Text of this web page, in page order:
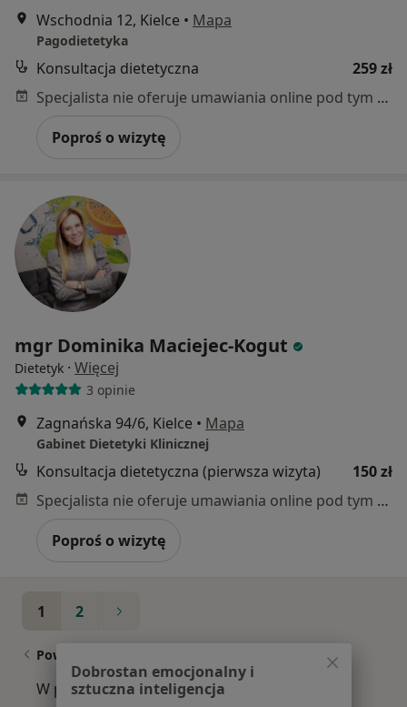
Wschodnia 12, Kielce • Mapa
Pagodietetyka
Konsultacja dietetyczna
259 zł
Specjalista nie oferuje umawiania online pod tym adresem.
Poproś o wizytę
mgr Dominika Maciejec-Kogut
Dietetyk · Więcej
3 opinie
Zagnańska 94/6, Kielce • Mapa
Gabinet Dietetyki Klinicznej
Konsultacja dietetyczna (pierwsza wizyta)
150 zł
Specjalista nie oferuje umawiania online pod tym adresem.
Poproś o wizytę
1 2
Powiązane wyszukiwania
W pobliżu Kielc
Dobrostan emocjonalny i
sztuczna inteligencja